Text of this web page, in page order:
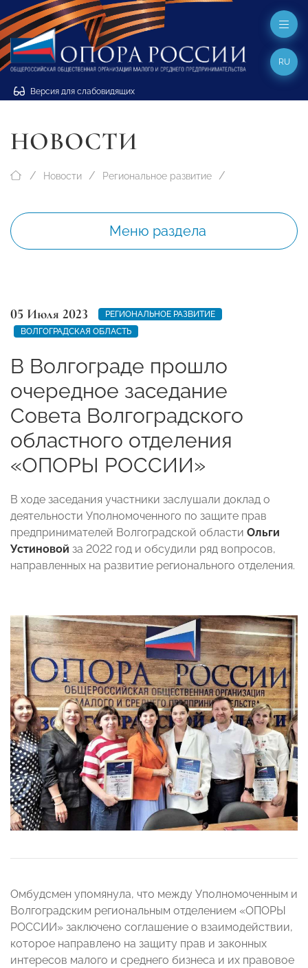
Версия для слабовидящих
RU
НОВОСТИ
Новости Региональное развитие
Меню раздела
05 Июля 2023
РЕГИОНАЛЬНОЕ РАЗВИТИЕ
ВОЛГОГРАДСКАЯ ОБЛАСТЬ
В Волгограде прошло
очередное заседание
Совета Волгоградского
областного отделения
«ОПОРЫ РОССИИ»
В ходе заседания участники заслушали доклад о
деятельности Уполномоченного по защите прав
предпринимателей Волгоградской области Ольги
Устиновой за 2022 год и обсудили ряд вопросов,
направленных на развитие регионального отделения.
Омбудсмен упомянула, что между Уполномоченным и
Волгоградским региональным отделением «ОПОРЫ
РОССИИ» заключено соглашение о взаимодействии,
которое направлено на защиту прав и законных
интересов малого и среднего бизнеса и их правовое